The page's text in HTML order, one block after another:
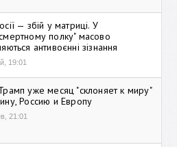
— збій у матриці. У
полку" масово
антивоєнні зізнання
19:01
уже месяц "склоняет к миру"
Россию и Европу
21:01